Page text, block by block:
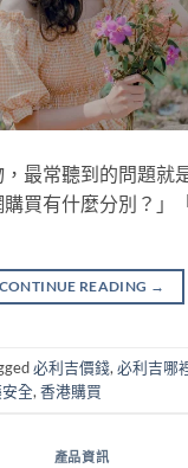
最常聽到的問題就
買有什麼分別？」
CONTINUE READING →
必利吉價錢, 必利吉哪
全, 香港購買
產品資訊